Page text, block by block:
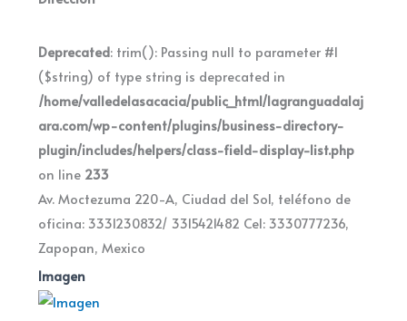
Deprecated: trim(): Passing null to parameter #1
($string) of type string is deprecated in
/home/valledelasacacia/public_html/lagranguadalaj
ara.com/wp-content/plugins/business-directory-
plugin/includes/helpers/class-field-display-list.php
on line 233
Av. Moctezuma 220-A, Ciudad del Sol, teléfono de
oficina: 3331230832/ 3315421482 Cel: 3330777236,
Zapopan, Mexico
Imagen